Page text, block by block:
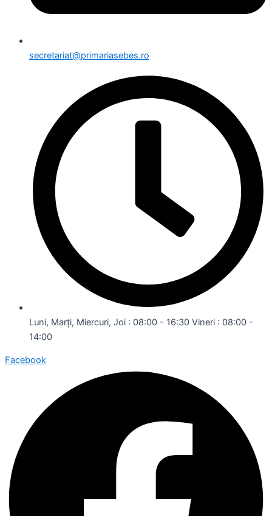
secretariat@primariasebes.ro
Luni, Marți, Miercuri, Joi : 08:00 - 16:30 Vineri : 08:00 -
14:00
Facebook